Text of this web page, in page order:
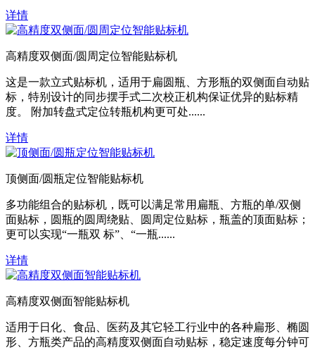
详情
高精度双侧面/圆周定位智能贴标机
这是一款立式贴标机，适用于扁圆瓶、方形瓶的双侧面自动贴
标，特别设计的同步摆手式二次校正机构保证优异的贴标精
度。 附加转盘式定位转瓶机构更可处......
详情
顶侧面/圆瓶定位智能贴标机
多功能组合的贴标机，既可以满足常用扁瓶、方瓶的单/双侧
面贴标，圆瓶的圆周绕贴、圆周定位贴标，瓶盖的顶面贴标；
更可以实现“一瓶双 标”、“一瓶......
详情
高精度双侧面智能贴标机
适用于日化、食品、医药及其它轻工行业中的各种扁形、椭圆
形、方瓶类产品的高精度双侧面自动贴标，稳定速度每分钟可